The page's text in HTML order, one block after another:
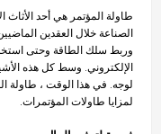
طاولة المؤتمر هي أحد
الصناعة خلال العقدين
وربط سلك الطاقة وحتى
الإلكتروني. وسط كل هذه
لوجه. في هذا الوقت ،
لمزايا طاولات المؤتمرات.